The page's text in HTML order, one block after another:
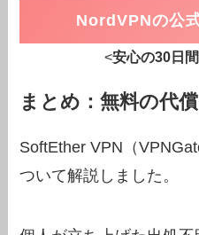
NordVPNの公
<安心の30日
まとめ：無料の代
SoftEther VPN（
ついて解説しました。